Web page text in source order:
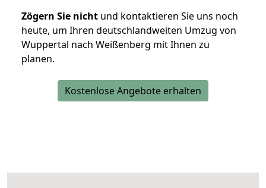
Zögern Sie nicht und kontaktieren Sie uns noch
heute, um Ihren deutschlandweiten Umzug von
Wuppertal nach Weißenberg mit Ihnen zu
planen.
Kostenlose Angebote erhalten